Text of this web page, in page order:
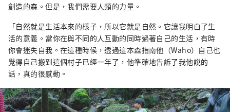
創造的森。但是，我們需要人類的力量。
「自然就是生活本來的樣子，所以它就是自然。它讓我明白了生
活的意義。當你在與不同的人互動的同時過著自己的生活，有時
你會迷失自我。在這種時候，透過這本森指南他（Waho）自己也
覺得自己搬到這個村子已經一年了，他準確地告訴了我他說的
話，真的很感動。